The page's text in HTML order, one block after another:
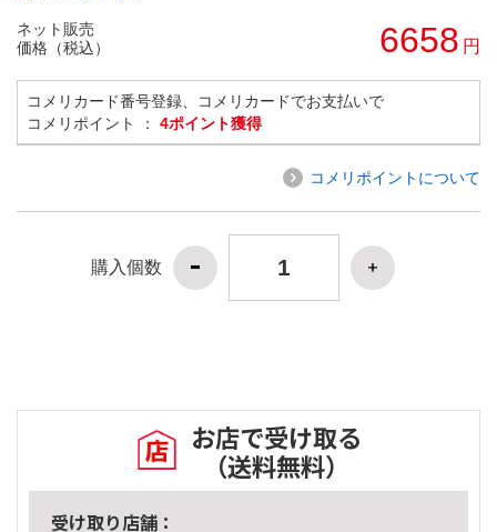
ネット販売
価格（税込）
6658 円
コメリカード番号登録、コメリカードでお支払いで
コメリポイント ： 4ポイント獲得
コメリポイントについて
購入個数
お店で受け取る
（送料無料）
受け取り店舗：